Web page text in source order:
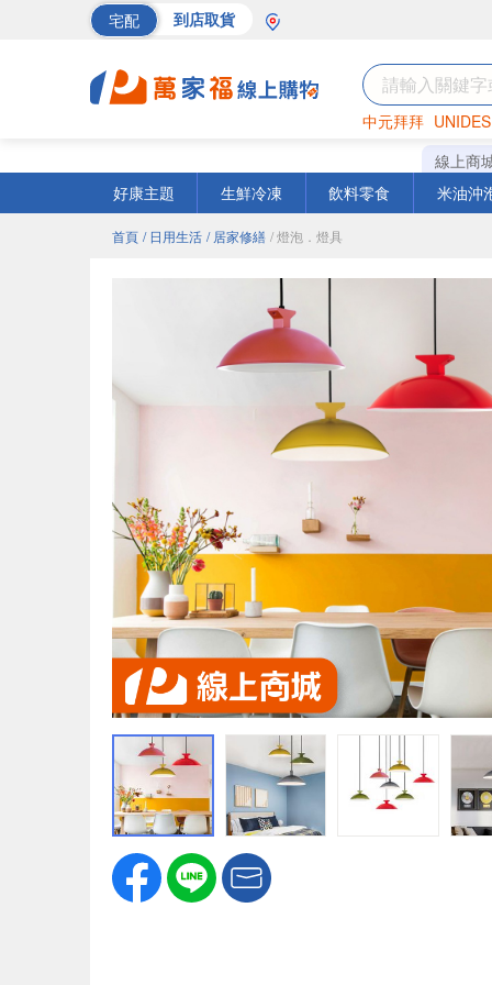
宅配 到店取貨
中元拜拜
巧克力 罐頭
線上商
好康主題
生鮮冷凍 飲料零食 米油沖
首頁 / 日用生活 / 居家修繕 / 燈泡．燈具